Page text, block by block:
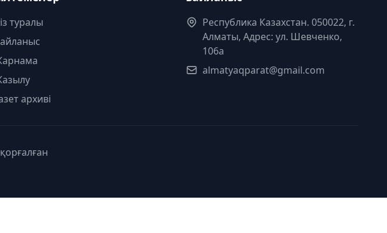
туралы
архиві
Республика Казахстан. 050022, г.
Алматы, Адрес: ул. Шевченко,
106а
almatyaqparat@gmail.com